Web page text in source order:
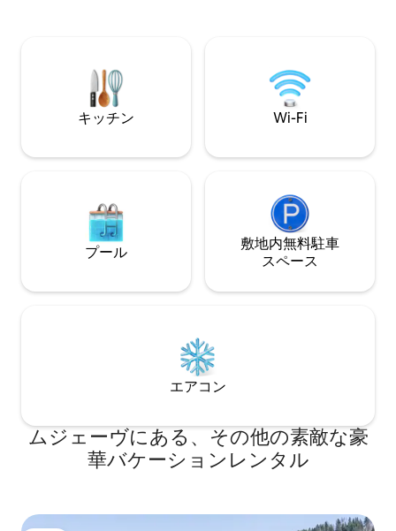
a top-rated mountain retreat near the
slopes with luxury.
pratiquer de
découvrir les
du Mt Blanc.
キッチン Wi-Fi
プール
敷地内無料駐⁠車
ス⁠ペ⁠ー⁠ス
エアコン
ムジェーヴにある、その他の素敵な豪
華バケーションレンタル